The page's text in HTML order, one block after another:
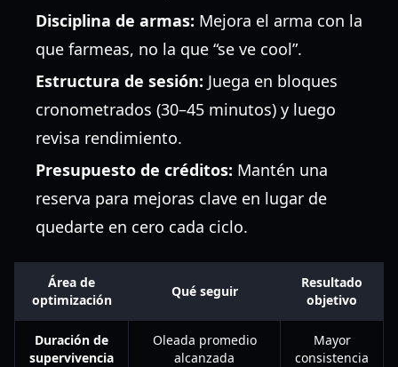
Disciplina de armas: Mejora el arma con la
que farmeas, no la que “se ve cool”.
Estructura de sesión: Juega en bloques
cronometrados (30–45 minutos) y luego
revisa rendimiento.
Presupuesto de créditos: Mantén una
reserva para mejoras clave en lugar de
quedarte en cero cada ciclo.
Área de
optimización
Qué seguir
Resultado
objetivo
Duración de
supervivencia
Oleada promedio
alcanzada
Mayor
consistencia